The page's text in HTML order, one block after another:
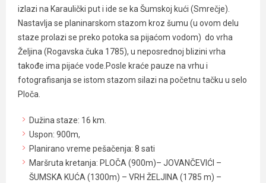
izlazi na Karaulički put i ide se ka Šumskoj kući (Smrečje).
Nastavlja se planinarskom stazom kroz šumu (u ovom delu
staze prolazi se preko potoka sa pijaćom vodom) do vrha
Željina (Rogavska čuka 1785), u neposrednoj blizini vrha
takođe ima pijaće vode.Posle kraće pauze na vrhu i
fotografisanja se istom stazom silazi na početnu tačku u selo
Ploča.
Dužina staze: 16 km.
Uspon: 900m,
Planirano vreme pešačenja: 8 sati
Maršruta kretanja: PLOČA (900m)– JOVANČEVIĆI –
ŠUMSKA KUĆA (1300m) – VRH ŽELJINA (1785 m) –